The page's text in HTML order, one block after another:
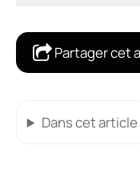
Partager cet
Dans cet article